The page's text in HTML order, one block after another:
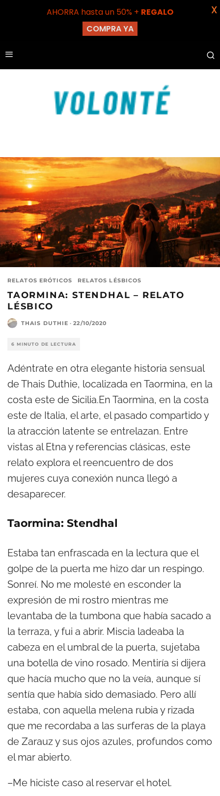
RELATOS ERÓTICOS RELATOS LÉSBICOS
TAORMINA: STENDHAL – RELATO
LÉSBICO
THAIS DUTHIE · 22/10/2020
6 MINUTO DE LECTURA
Adéntrate en otra elegante historia sensual
de Thais Duthie, localizada en Taormina, en la
costa este de Sicilia.En Taormina, en la costa
este de Italia, el arte, el pasado compartido y
la atracción latente se entrelazan. Entre
vistas al Etna y referencias clásicas, este
relato explora el reencuentro de dos
mujeres cuya conexión nunca llegó a
desaparecer.
Taormina: Stendhal
Estaba tan enfrascada en la lectura que el
golpe de la puerta me hizo dar un respingo.
Sonreí. No me molesté en esconder la
expresión de mi rostro mientras me
levantaba de la tumbona que había sacado a
la terraza, y fui a abrir. Miscia ladeaba la
cabeza en el umbral de la puerta, sujetaba
una botella de vino rosado. Mentiría si dijera
que hacía mucho que no la veía, aunque sí
sentía que había sido demasiado. Pero allí
estaba, con aquella melena rubia y rizada
que me recordaba a las surferas de la playa
de Zarauz y sus ojos azules, profundos como
el mar abierto.
–Me hiciste caso al reservar el hotel.
AHORRA hasta un 50% + REGALO
COMPRA YA
X